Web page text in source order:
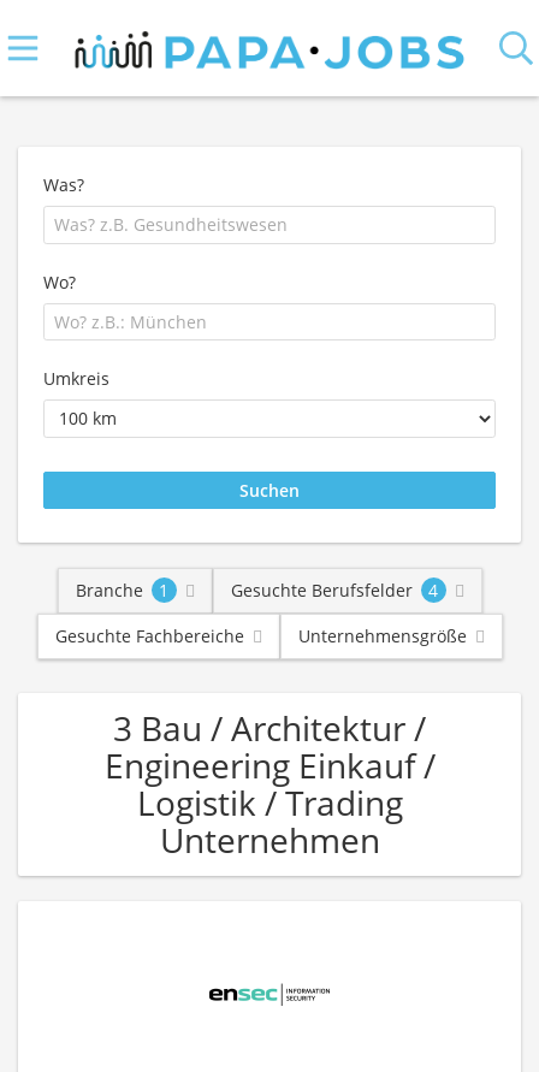
Was?
Wo?
Umkreis
Branche 1 Gesuchte Berufsfelder
4
Gesuchte Fachbereiche
Unternehmensgröße
3 Bau / Architektur /
Engineering Einkauf /
Logistik / Trading
Unternehmen